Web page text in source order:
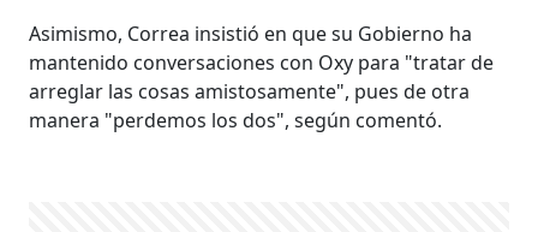
Asimismo, Correa insistió en que su Gobierno ha
mantenido conversaciones con Oxy para "tratar de
arreglar las cosas amistosamente", pues de otra
manera "perdemos los dos", según comentó.